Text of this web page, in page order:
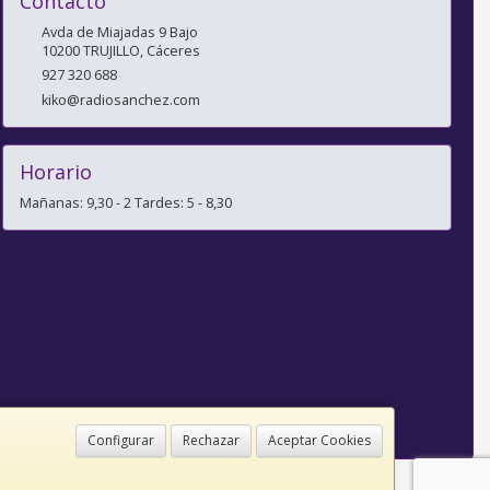
Configurar Rechazar Aceptar Cookies
Avda de Miajadas 9 Bajo
10200TRUJILLO, Cáceres
927 320 688
kiko@radiosanchez.com
Horario
Mañanas: 9,30 - 2 Tardes: 5 - 8,30